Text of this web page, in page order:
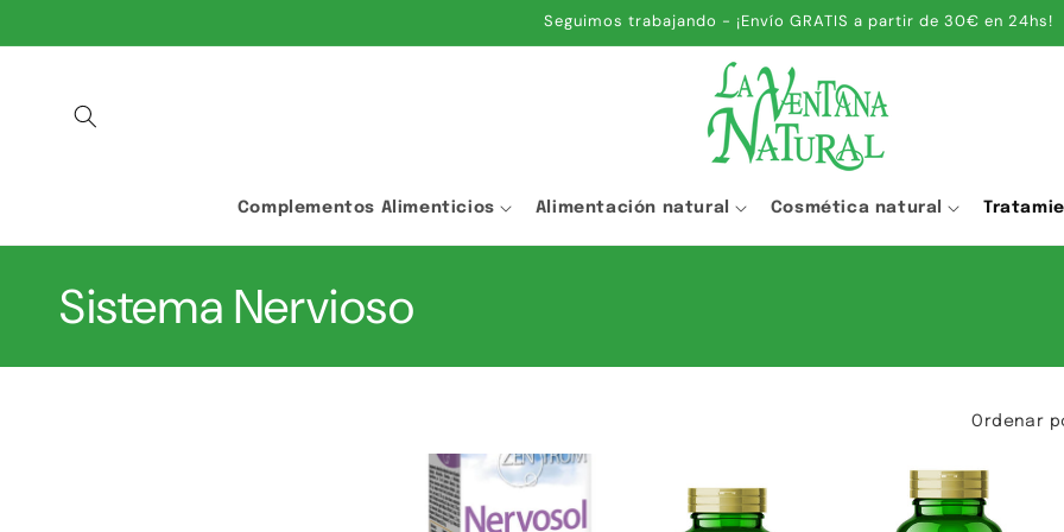
CONTENIDO
Seguimos trabajando - ¡Envío GRATIS a partir de 30€ en 24hs!
Complementos Alimenticios Alimentación natural Cosmética natural
C
o
Sistema Nervioso
Ordenar